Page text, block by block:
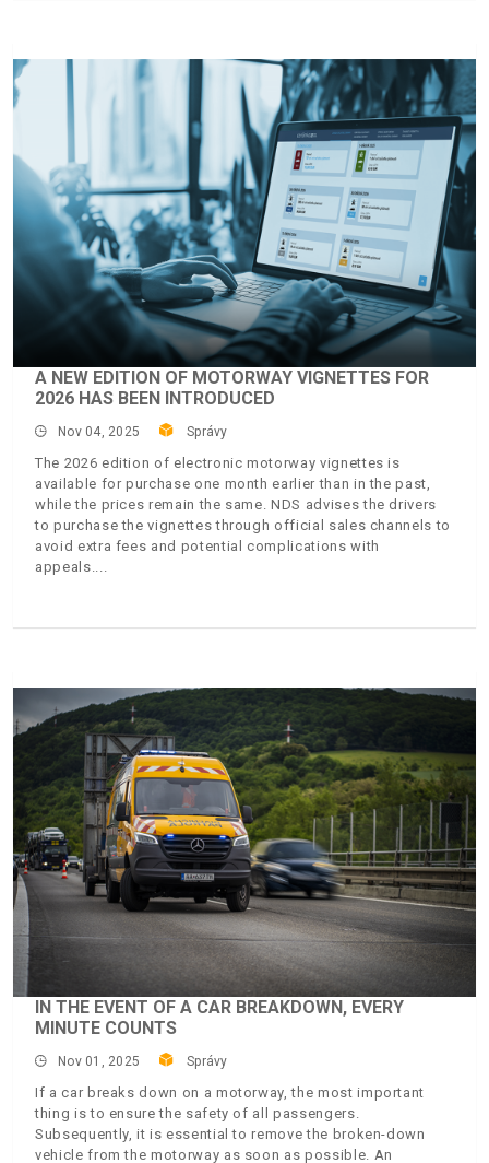
A NEW EDITION OF MOTORWAY VIGNETTES FOR
2026 HAS BEEN INTRODUCED
Nov 04, 2025 Správy
The 2026 edition of electronic motorway vignettes is
available for purchase one month earlier than in the past,
while the prices remain the same. NDS advises the drivers
to purchase the vignettes through official sales channels to
avoid extra fees and potential complications with
appeals.
IN THE EVENT OF A CAR BREAKDOWN, EVERY
MINUTE COUNTS
Nov 01, 2025 Správy
If a car breaks down on a motorway, the most important
thing is to ensure the safety of all passengers.
Subsequently, it is essential to remove the broken-down
vehicle from the motorway as soon as possible. An